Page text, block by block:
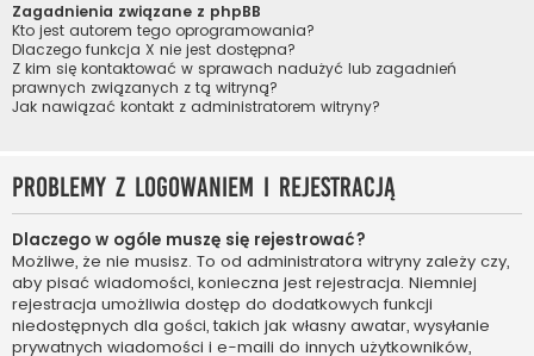
Zagadnienia związane z phpBB
Kto jest autorem tego oprogramowania?
Dlaczego funkcja X nie jest dostępna?
Z kim się kontaktować w sprawach nadużyć lub zagadnień
prawnych związanych z tą witryną?
Jak nawiązać kontakt z administratorem witryny?
Problemy z logowaniem i rejestracją
Dlaczego w ogóle muszę się rejestrować?
Możliwe, że nie musisz. To od administratora witryny zależy czy,
aby pisać wiadomości, konieczna jest rejestracja. Niemniej
rejestracja umożliwia dostęp do dodatkowych funkcji
niedostępnych dla gości, takich jak własny awatar, wysyłanie
prywatnych wiadomości i e-maili do innych użytkowników,